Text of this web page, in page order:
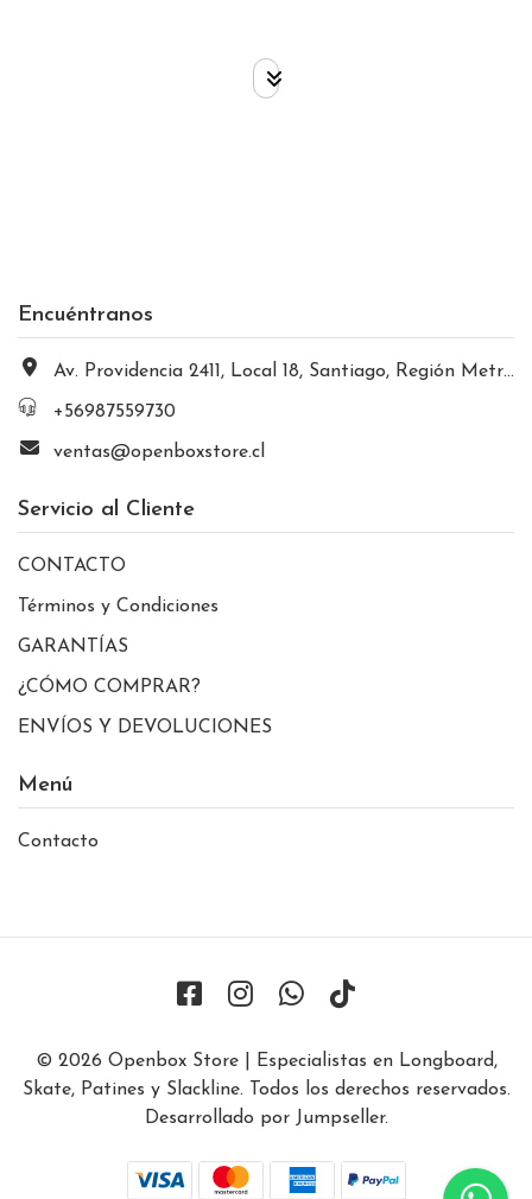
Encuéntranos
Av. Providencia 2411, Local 18, Santiago, Región Metropolitana, Chile
+56987559730
ventas@openboxstore.cl
Servicio al Cliente
CONTACTO
Términos y Condiciones
GARANTÍAS
¿CÓMO COMPRAR?
ENVÍOS Y DEVOLUCIONES
Menú
Contacto
© 2026 Openbox Store | Especialistas en Longboard,
Skate, Patines y Slackline. Todos los derechos reservados.
Desarrollado por Jumpseller.